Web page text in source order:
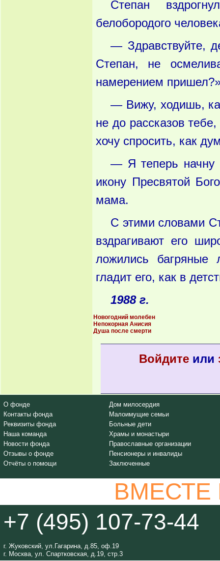
Степан
белобородого
— Здравствуйте,
Степан, не
намерением
— Вижу, ходишь,
не до рассказов
хочу спросить, как
— Я теперь начну
икону Пресвятой
мама.
С этими словами
вздрагивают его
ложились багряные
гладит его, как в
1988 г.
Новогодний молебен
Непокорная Анисия
Душа после смерти
Войдитеили
О фонде
Контакты фонда
Реквизиты фонда
Наша команда
Новости фонда
Отзывы о фонде
Отчёты о помощи
Дом милосердия
Малоимущие семьи
Больные дети
Храмы и монастыри
Православные организации
Пенсионеры и инвалиды
Заключенные
+7 (495) 107-73-44
г. Жуковский, ул.Гагарина, д.85, оф.19
г. Москва, ул. Спартковская, д.19, стр.3